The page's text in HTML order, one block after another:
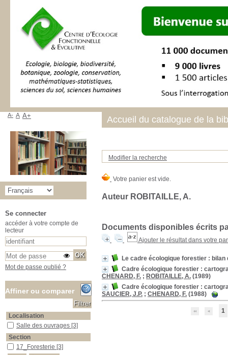
Modifier la recherche
Auteur ROBITAILLE, A.
Documents disponibles écrits
Ajouter le résultat dans votre
Le cadre écologique forestier :
Cadre écologique forestier :
CHENARD, F. ; ROBITAILLE, A. (1989)
Cadre écologique forestier :
SAUCIER, J.P. ; CHENARD, F. (1988)
1
Accueil du catalogue de la
A- A A+
Se connecter
accéder à votre compte de
lecteur
Mot de passe oublié ?
Affiner ou comparer
Localisation
Salle des ouvrages
Salle des ouvrages [3]
Section
17_Foresterie
17_Foresterie [3]